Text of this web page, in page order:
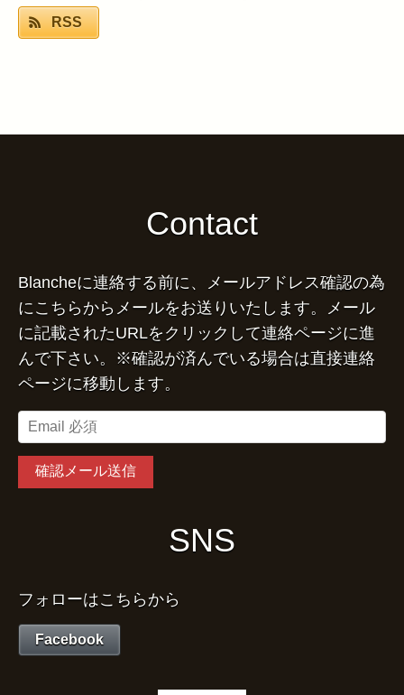
RSS
Contact
Blancheに連絡する前に、メールアドレス確認の為
にこちらからメールをお送りいたします。メール
に記載されたURLをクリックして連絡ページに進
んで下さい。※確認が済んでいる場合は直接連絡
ページに移動します。
SNS
フォローはこちらから
Facebook